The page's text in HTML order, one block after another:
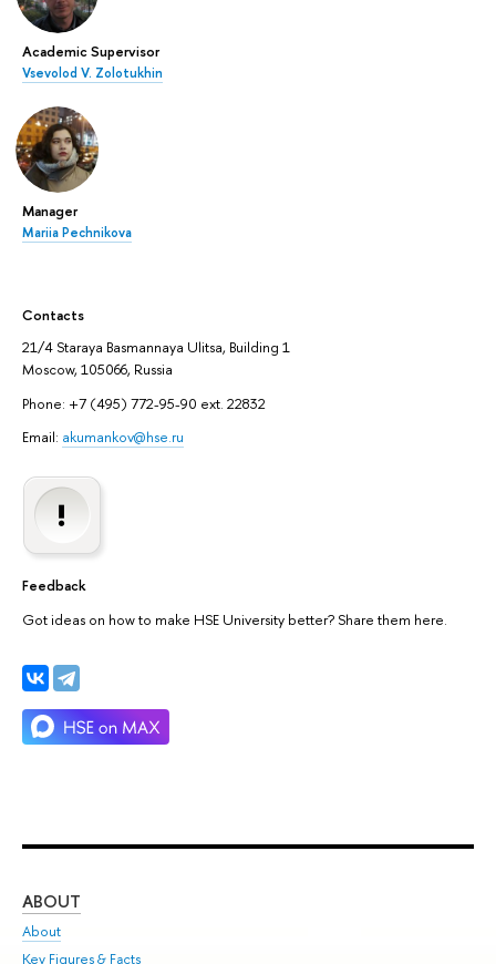
Academic Supervisor
Vsevolod V. Zolotukhin
Manager
Mariia Pechnikova
Contacts
21/4 Staraya Basmannaya Ulitsa, Building 1
Moscow, 105066, Russia
Phone: +7 (495) 772-95-90 ext. 22832
Email: akumankov@hse.ru
Feedback
Got ideas on how to make HSE University better? Share them here.
ABOUT
About
Key Figures & Facts